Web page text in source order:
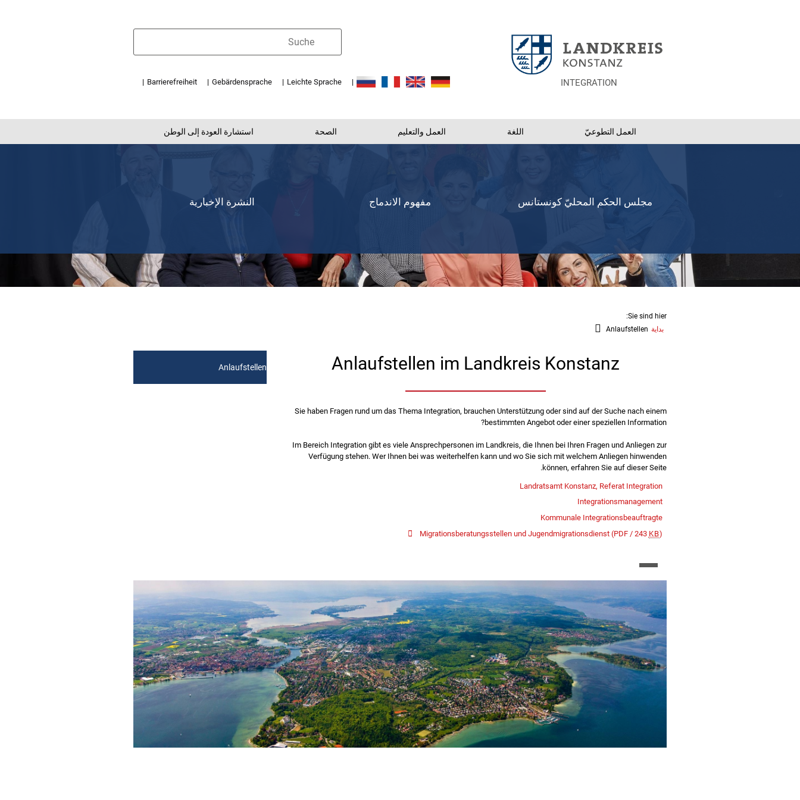
INTEGRATION
Leichte Sprache
Gebärdensprache
Barrierefreiheit
العمل التطوعيّ اللغة العمل والتعليم الصحة استشارة العودة إلى الوطن
النشرة الإخبارية مفهوم الاندماج مجلس الحكم المحليّ كونستانس
Sie sind hier:
بداية Anlaufstellen
Anlaufstellen Anlaufstellen im Landkreis Konstanz
Sie haben Fragen rund um das Thema Integration, brauchen Unterstützung oder sind auf der Suche nach einem
bestimmten Angebot oder einer speziellen Information?
Im Bereich Integration gibt es viele Ansprechpersonen im Landkreis, die Ihnen bei Ihren Fragen und Anliegen zur
Verfügung stehen. Wer Ihnen bei was weiterhelfen kann und wo Sie sich mit welchem Anliegen hinwenden
können, erfahren Sie auf dieser Seite.
Landratsamt Konstanz, Referat Integration
Integrationsmanagement
Kommunale Integrationsbeauftragte
Migrationsberatungsstellen und Jugendmigrationsdienst(PDF / 243 KB)